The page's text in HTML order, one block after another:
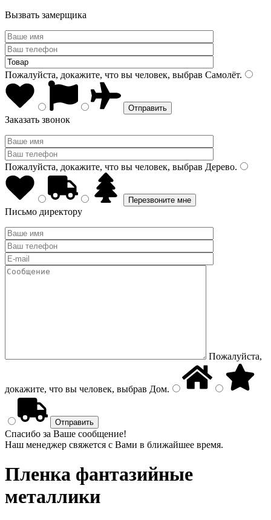
Вызвать замерщика
Пожалуйста, докажите, что вы человек, выбрав Самолёт.
Заказать звонок
Пожалуйста, докажите, что вы человек, выбрав Дерево.
Письмо директору
Пожалуйста,
докажите, что вы человек, выбрав Дом.
Спасибо за Ваше сообщение!
Наш менеджер свяжется с Вами в ближайшее время.
Пленка фантазийные
металлики